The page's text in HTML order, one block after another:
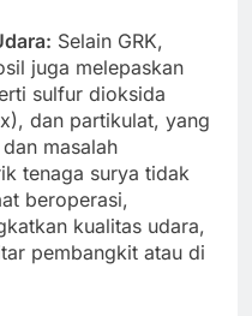
Selain GRK,
juga melepaskan
sulfur dioksida
dan partikulat, yang
masalah
tenaga surya tidak
beroperasi,
kualitas udara,
pembangkit atau di